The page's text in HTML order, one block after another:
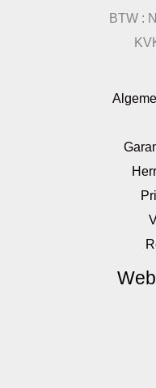
BTW :